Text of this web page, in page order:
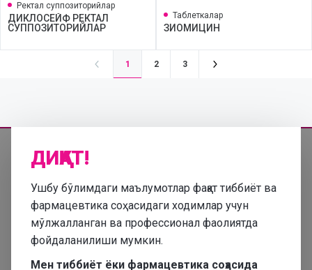
Ректал суппозиторийлар
ДИКЛОСЕЙФ РЕКТАЛ
СУППОЗИТОРИЙЛАР
Таблеткалар
ЗИОМИЦИН
1 2 3
ДИҚҚАТ!
Ушбу бўлимдаги маълумотлар фақат тиббиёт ва
фармацевтика соҳасидаги ходимлар учун
мўлжалланган ва профессионал фаолиятда
фойдаланилиши мумкин.
Мен тиббиёт ёки фармацевтика соҳасида
Ушбу сайтда келтирилган маълумотлар ўз-ўзини диагностика қилиш
ва даволаш учун ишлатилмаслиги керак ва шифокорнинг чақирув
консултатсияси ўрнини боса олмайди.